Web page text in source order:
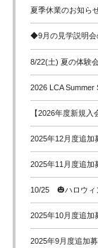
夏季休業のお知ら
◆9月の見学説明
8/22(土) 夏の体験
2026 LCA Summer
【2026年度新規
2025年12月度追加
2025年11月度追加
10/25 🎃ハロウィ
2025年10月度追加
2025年9月度追加